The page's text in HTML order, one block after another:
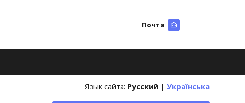
Почта
Язык сайта: Русский | Українська